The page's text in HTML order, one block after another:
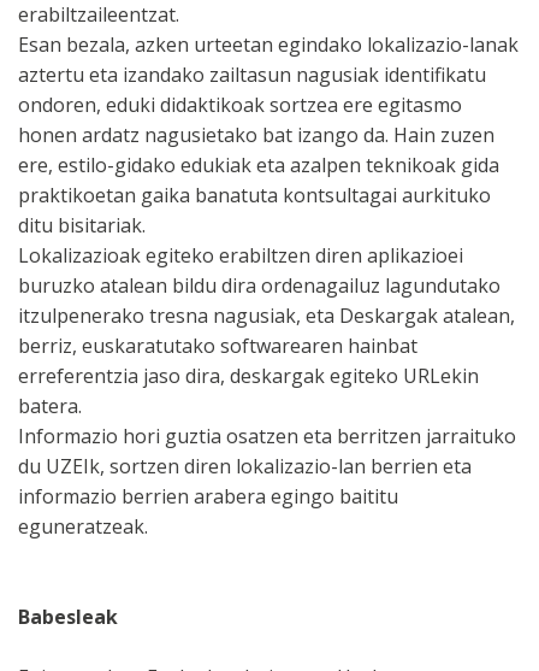
erabiltzaileentzat.
Esan bezala, azken urteetan egindako lokalizazio-lanak
aztertu eta izandako zailtasun nagusiak identifikatu
ondoren, eduki didaktikoak sortzea ere egitasmo
honen ardatz nagusietako bat izango da. Hain zuzen
ere, estilo-gidako edukiak eta azalpen teknikoak gida
praktikoetan gaika banatuta kontsultagai aurkituko
ditu bisitariak.
Lokalizazioak egiteko erabiltzen diren aplikazioei
buruzko atalean bildu dira ordenagailuz lagundutako
itzulpenerako tresna nagusiak, eta Deskargak atalean,
berriz, euskaratutako softwarearen hainbat
erreferentzia jaso dira, deskargak egiteko URLekin
batera.
Informazio hori guztia osatzen eta berritzen jarraituko
du UZEIk, sortzen diren lokalizazio-lan berrien eta
informazio berrien arabera egingo baititu
eguneratzeak.
Babesleak